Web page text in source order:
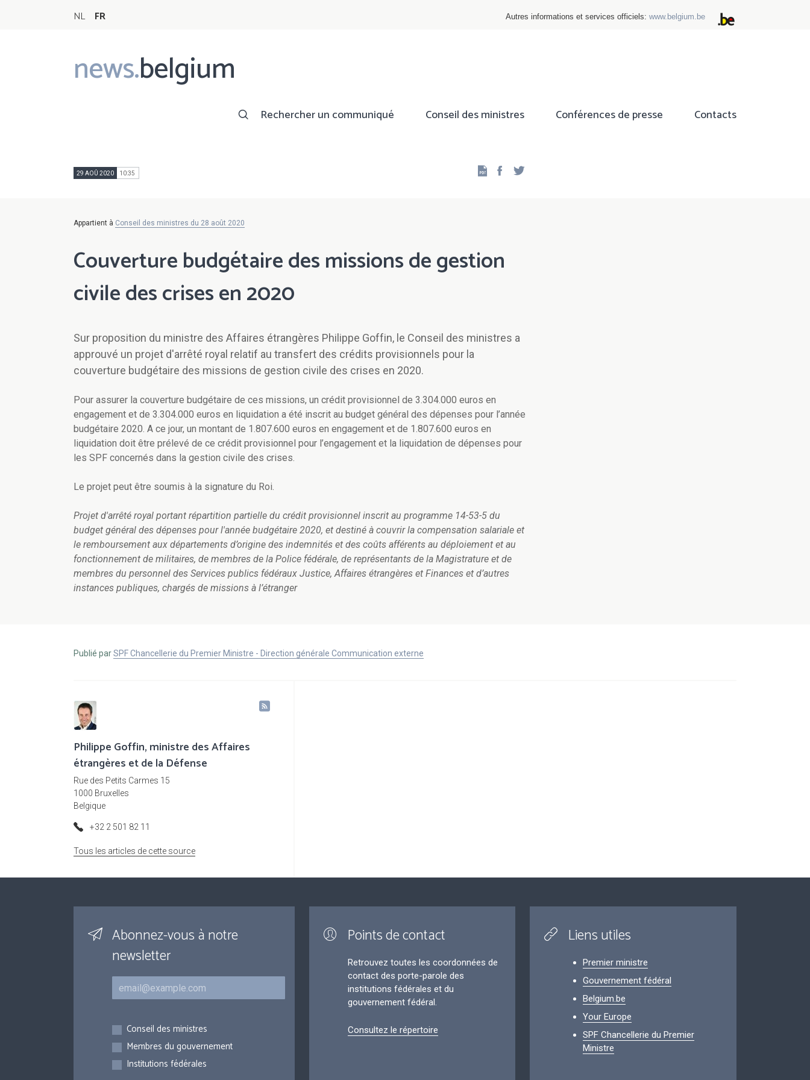
NL FR Autres informations et services officiels: www.belgium.be
news.belgium
Main
navigation
Rechercher un communiqué Conseil des ministres Conférences de presse Contacts
29 AOÛ 2020 10:35 Facebook
Appartient à Conseil des ministres du 28 août 2020
Couverture budgétaire des missions de gestion
civile des crises en 2020
Sur proposition du ministre des Affaires étrangères Philippe Goffin, le Conseil des ministres a
approuvé un projet d'arrêté royal relatif au transfert des crédits provisionnels pour la
couverture budgétaire des missions de gestion civile des crises en 2020.
Pour assurer la couverture budgétaire de ces missions, un crédit provisionnel de 3.304.000 euros en
engagement et de 3.304.000 euros en liquidation a été inscrit au budget général des dépenses pour l’année
budgétaire 2020. A ce jour, un montant de 1.807.600 euros en engagement et de 1.807.600 euros en
liquidation doit être prélevé de ce crédit provisionnel pour l’engagement et la liquidation de dépenses pour
les SPF concernés dans la gestion civile des crises.
Le projet peut être soumis à la signature du Roi.
Projet d'arrêté royal portant répartition partielle du crédit provisionnel inscrit au programme 14-53-5 du
budget général des dépenses pour l'année budgétaire 2020, et destiné à couvrir la compensation salariale et
le remboursement aux départements d’origine des indemnités et des coûts afférents au déploiement et au
fonctionnement de militaires, de membres de la Police fédérale, de représentants de la Magistrature et de
membres du personnel des Services publics fédéraux Justice, Affaires étrangères et Finances et d’autres
instances publiques, chargés de missions à l’étranger
Publié parSPF Chancellerie du Premier Ministre - Direction générale Communication externe
Philippe Goffin, ministre des Affaires
étrangères et de la Défense
Rue des Petits Carmes 15
1000 Bruxelles
Belgique
+32 2 501 82 11
Tous les articles de cette source
Abonnez-vous à notre
newsletter
Courriel
Inscriptions
Conseil des ministres
Membres du gouvernement
Institutions fédérales
Points de contact
Retrouvez toutes les coordonnées de
contact des porte-parole des
institutions fédérales et du
gouvernement fédéral.
Consultez le répertoire
Liens utiles
Premier ministre
Gouvernement fédéral
Belgium.be
Your Europe
SPF Chancellerie du Premier
Ministre